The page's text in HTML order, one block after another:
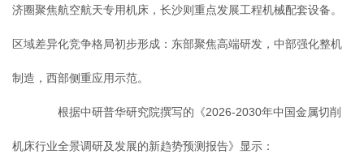
济圈聚焦航空航天专用机床，长沙则重点发展工程机械配套设备。
区域差异化竞争格局初步形成：东部聚焦高端研发，中部强化整机
制造，西部侧重应用示范。
根据中研普华研究院撰写的《2026-2030年中国金属切削
机床行业全景调研及发展的新趋势预测报告》显示：